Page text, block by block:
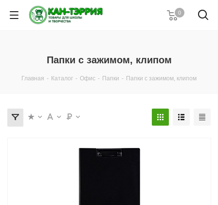
0
Папки с зажимом, клипом
Главная - Каталог - Офис - Папки - Папки с зажимом, клипом